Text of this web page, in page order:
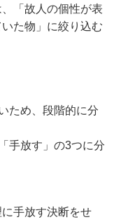
「故人の個性が表
た物」に絞り込む
ため、段階的に分
手放す」の3つに分
手放す決断をせ